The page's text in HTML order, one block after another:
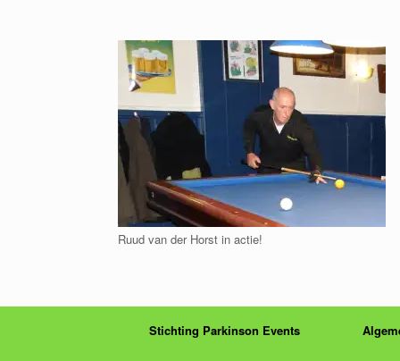
Ruud van der Horst in actie!
Stichting Parkinson Events